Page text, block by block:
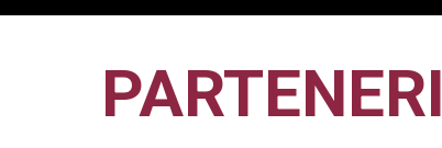
PARTENERI